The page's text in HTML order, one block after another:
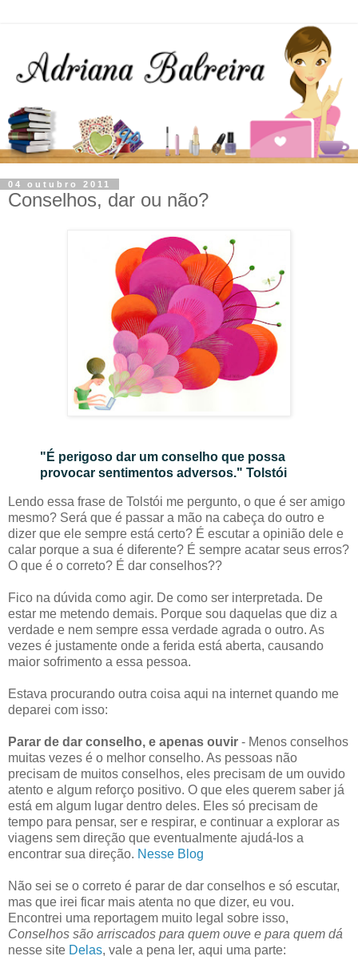
04 outubro 2011
Conselhos, dar ou não?
"É perigoso dar um conselho que possa
provocar sentimentos adversos." Tolstói
Lendo essa frase de Tolstói me pergunto, o que é ser amigo
mesmo? Será que é passar a mão na cabeça do outro e
dizer que ele sempre está certo? É escutar a opinião dele e
calar porque a sua é diferente? É sempre acatar seus erros?
O que é o correto? É dar conselhos??
Fico na dúvida como agir. De como ser interpretada. De
estar me metendo demais. Porque sou daquelas que diz a
verdade e nem sempre essa verdade agrada o outro. As
vezes é justamente onde a ferida está aberta, causando
maior sofrimento a essa pessoa.
Estava procurando outra coisa aqui na internet quando me
deparei com isso:
Parar de dar conselho, e apenas ouvir - Menos conselhos
muitas vezes é o melhor conselho. As pessoas não
precisam de muitos conselhos, eles precisam de um ouvido
atento e algum reforço positivo. O que eles querem saber já
está em algum lugar dentro deles. Eles só precisam de
tempo para pensar, ser e respirar, e continuar a explorar as
viagens sem direção que eventualmente ajudá-los a
encontrar sua direção. Nesse Blog
Não sei se o correto é parar de dar conselhos e só escutar,
mas que irei ficar mais atenta no que dizer, eu vou.
Encontrei uma reportagem muito legal sobre isso,
Conselhos são arriscados para quem ouve e para quem dá
nesse site Delas, vale a pena ler, aqui uma parte: